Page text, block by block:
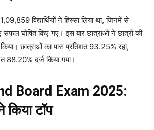
विद्यार्थियों ने हिस्सा लिया था, जिनमें से
घोषित किए गए। इस बार छात्राओं ने छात्रों की
छात्राओं का पास प्रतिशत 93.25% रहा,
88.20% दर्ज किया गया।
Board Exam 2025:
किया टॉप